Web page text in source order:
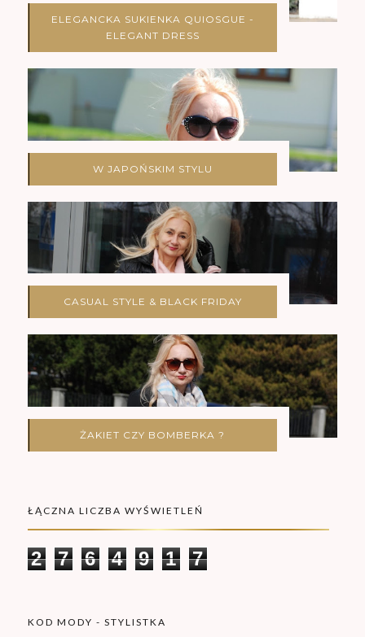
ELEGANCKA SUKIENKA QUIOSGUE -
ELEGANT DRESS
W JAPOŃSKIM STYLU
CASUAL STYLE & BLACK FRIDAY
ŻAKIET CZY BOMBERKA ?
ŁĄCZNA LICZBA WYŚWIETLEŃ
2 7 6 4 9 1 7
KOD MODY - STYLISTKA